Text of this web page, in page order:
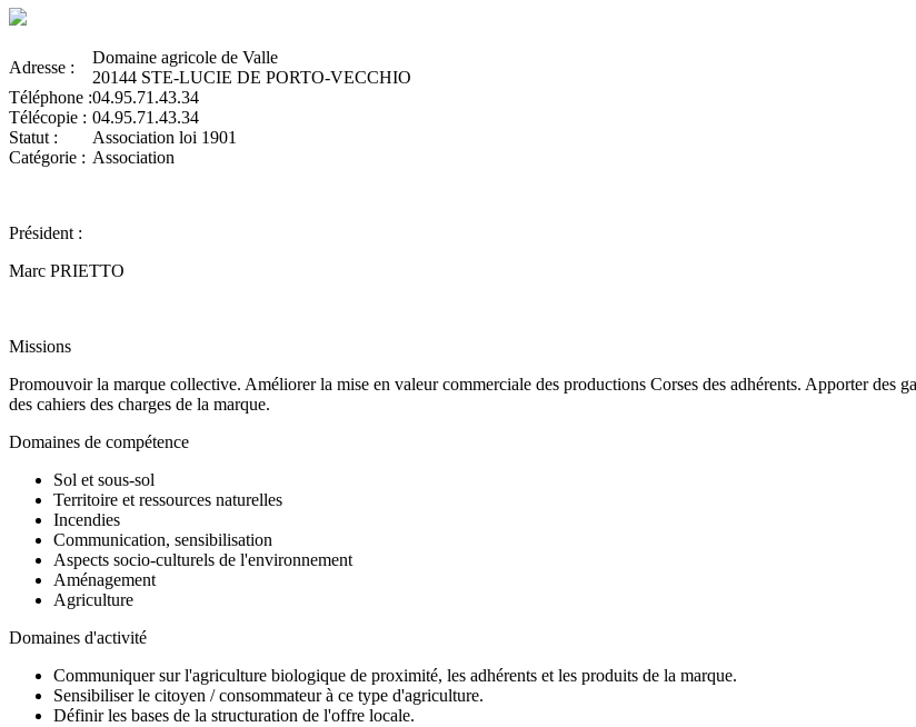
Adresse :
Domaine agricole de Valle
20144 STE-LUCIE DE PORTO-VECCHIO
Téléphone :04.95.71.43.34
Télécopie : 04.95.71.43.34
Statut :
Association loi 1901
Catégorie : Association
Président :
Marc PRIETTO
Missions
Promouvoir la marque collective. Améliorer la mise en valeur commerciale des productions Corses des adhérents. Apporter des
des cahiers des charges de la marque.
Domaines de compétence
Sol et sous-sol
Territoire et ressources naturelles
Incendies
Communication, sensibilisation
Aspects socio-culturels de l'environnement
Aménagement
Agriculture
Domaines d'activité
Communiquer sur l'agriculture biologique de proximité, les adhérents et les produits de la marque.
Sensibiliser le citoyen / consommateur à ce type d'agriculture.
Définir les bases de la structuration de l'offre locale.